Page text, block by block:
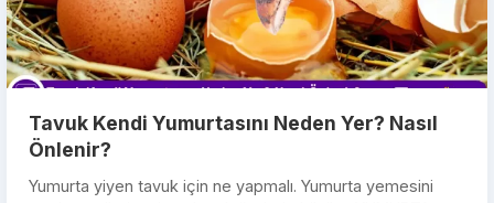
Tavuk Kendi Yumurtasını Neden Yer? Nasıl
Önlenir?
Yumurta yiyen tavuk için ne yapmalı. Yumurta yemesini